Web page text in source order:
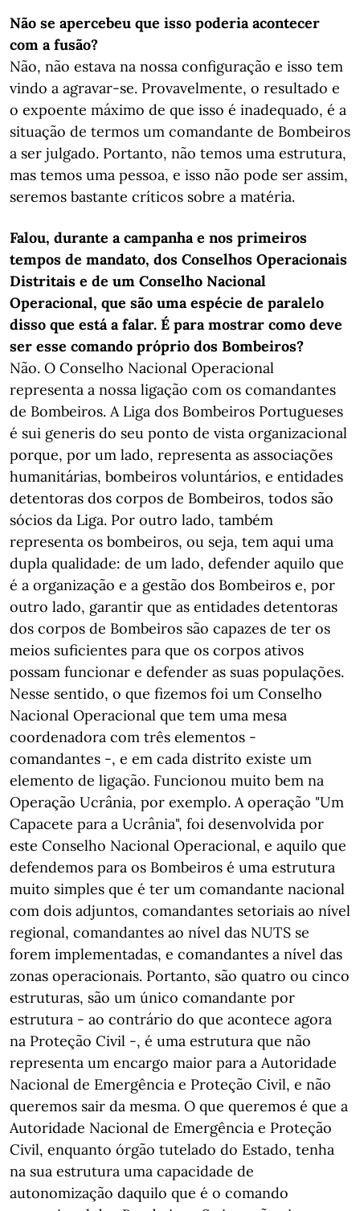
Não se apercebeu que isso poderia acontecer
com a fusão?
Não, não estava na nossa configuração e isso tem
vindo a agravar-se. Provavelmente, o resultado e
o expoente máximo de que isso é inadequado, é a
situação de termos um comandante de Bombeiros
a ser julgado. Portanto, não temos uma estrutura,
mas temos uma pessoa, e isso não pode ser assim,
seremos bastante críticos sobre a matéria.
Falou, durante a campanha e nos primeiros
tempos de mandato, dos Conselhos Operacionais
Distritais e de um Conselho Nacional
Operacional, que são uma espécie de paralelo
disso que está a falar. É para mostrar como deve
ser esse comando próprio dos Bombeiros?
Não. O Conselho Nacional Operacional
representa a nossa ligação com os comandantes
de Bombeiros. A Liga dos Bombeiros Portugueses
é sui generis do seu ponto de vista organizacional
porque, por um lado, representa as associações
humanitárias, bombeiros voluntários, e entidades
detentoras dos corpos de Bombeiros, todos são
sócios da Liga. Por outro lado, também
representa os bombeiros, ou seja, tem aqui uma
dupla qualidade: de um lado, defender aquilo que
é a organização e a gestão dos Bombeiros e, por
outro lado, garantir que as entidades detentoras
dos corpos de Bombeiros são capazes de ter os
meios suficientes para que os corpos ativos
possam funcionar e defender as suas populações.
Nesse sentido, o que fizemos foi um Conselho
Nacional Operacional que tem uma mesa
coordenadora com três elementos -
comandantes -, e em cada distrito existe um
elemento de ligação. Funcionou muito bem na
Operação Ucrânia, por exemplo. A operação "Um
Capacete para a Ucrânia", foi desenvolvida por
este Conselho Nacional Operacional, e aquilo que
defendemos para os Bombeiros é uma estrutura
muito simples que é ter um comandante nacional
com dois adjuntos, comandantes setoriais ao nível
regional, comandantes ao nível das NUTS se
forem implementadas, e comandantes a nível das
zonas operacionais. Portanto, são quatro ou cinco
estruturas, são um único comandante por
estrutura - ao contrário do que acontece agora
na Proteção Civil -, é uma estrutura que não
representa um encargo maior para a Autoridade
Nacional de Emergência e Proteção Civil, e não
queremos sair da mesma. O que queremos é que a
Autoridade Nacional de Emergência e Proteção
Civil, enquanto órgão tutelado do Estado, tenha
na sua estrutura uma capacidade de
autonomização daquilo que é o comando